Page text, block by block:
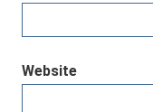
Website